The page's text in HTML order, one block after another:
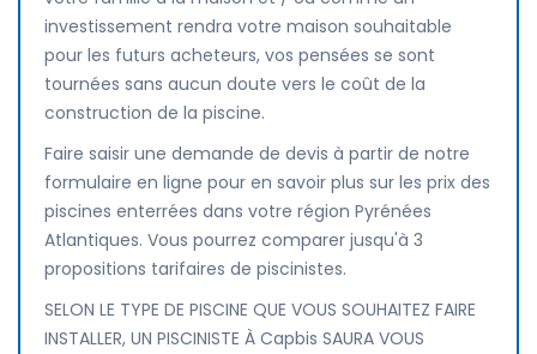
investissement rendra votre maison souhaitable
pour les futurs acheteurs, vos pensées se sont
tournées sans aucun doute vers le coût de la
construction de la piscine.
Faire saisir une demande de devis à partir de notre
formulaire en ligne pour en savoir plus sur les prix des
piscines enterrées dans votre région Pyrénées
Atlantiques. Vous pourrez comparer jusqu'à 3
propositions tarifaires de piscinistes.
SELON LE TYPE DE PISCINE QUE VOUS SOUHAITEZ FAIRE
INSTALLER, UN PISCINISTE À Capbis SAURA VOUS